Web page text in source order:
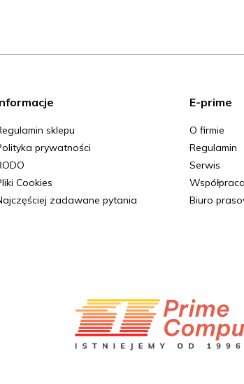
sklepu
prywatności
Cookies
zadawane pytania
E-prime
O firmie
Regulamin
Serwis
Biuro